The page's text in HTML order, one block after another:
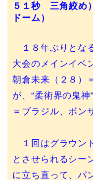
５１秒 三角絞め
ドーム）
１８年ぶりとな
大会のメインイベ
朝倉未来（２８）
が、“柔術界の鬼神
＝ブラジル、ボン
１回はグラウン
とさせられるシー
に立ち直って、パ